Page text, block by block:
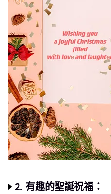
2. 有趣的聖誕祝福：